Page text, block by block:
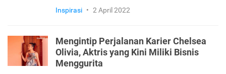
Inspirasi • 2 April 2022
Mengintip Perjalanan Karier Chelsea
Olivia, Aktris yang Kini Miliki Bisnis
Menggurita